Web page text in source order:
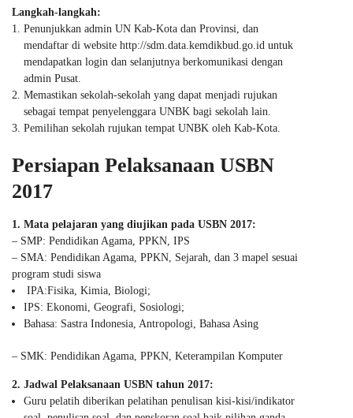
Langkah-langkah:
Penunjukkan admin UN Kab-Kota dan Provinsi, dan
mendaftar di website http://sdm.data.kemdikbud.go.id untuk
mendapatkan login dan selanjutnya berkomunikasi dengan
admin Pusat.
Memastikan sekolah-sekolah yang dapat menjadi rujukan
sebagai tempat penyelenggara UNBK bagi sekolah lain.
Pemilihan sekolah rujukan tempat UNBK oleh Kab-Kota.
Persiapan Pelaksanaan USBN
2017
1. Mata pelajaran yang diujikan pada USBN 2017:
– SMP: Pendidikan Agama, PPKN, IPS
– SMA: Pendidikan Agama, PPKN, Sejarah, dan 3 mapel sesuai
program studi siswa
IPA:Fisika, Kimia, Biologi;
IPS: Ekonomi, Geografi, Sosiologi;
Bahasa: Sastra Indonesia, Antropologi, Bahasa Asing
– SMK: Pendidikan Agama, PPKN, Keterampilan Komputer
2. Jadwal Pelaksanaan USBN tahun 2017:
Guru pelatih diberikan pelatihan penulisan kisi-kisi/indikator